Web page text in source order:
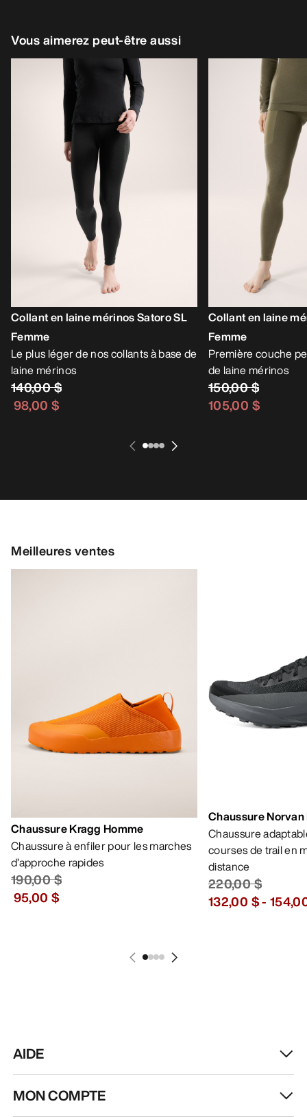
Vous aimerez peut-être aussi
Collant en laine mérinos Satoro SL
Femme
Le plus léger de nos collants à base de
laine mérinos
140,00 $
98,00 $
Collant en laine
Femme
Première couche
de laine mérinos
150,00 $
105,00 $
Meilleures ventes
Chaussure Kragg Homme
Chaussure à enfiler pour les marches
d’approche rapides
190,00 $
95,00 $
Chaussure
Chaussure
courses de trail en
distance
220,00 $
132,00 $-
AIDE
MON COMPTE